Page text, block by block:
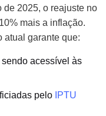
de 2025, o reajuste no
mais a inflação.
atual garante que:
acessível às
pelo IPTU